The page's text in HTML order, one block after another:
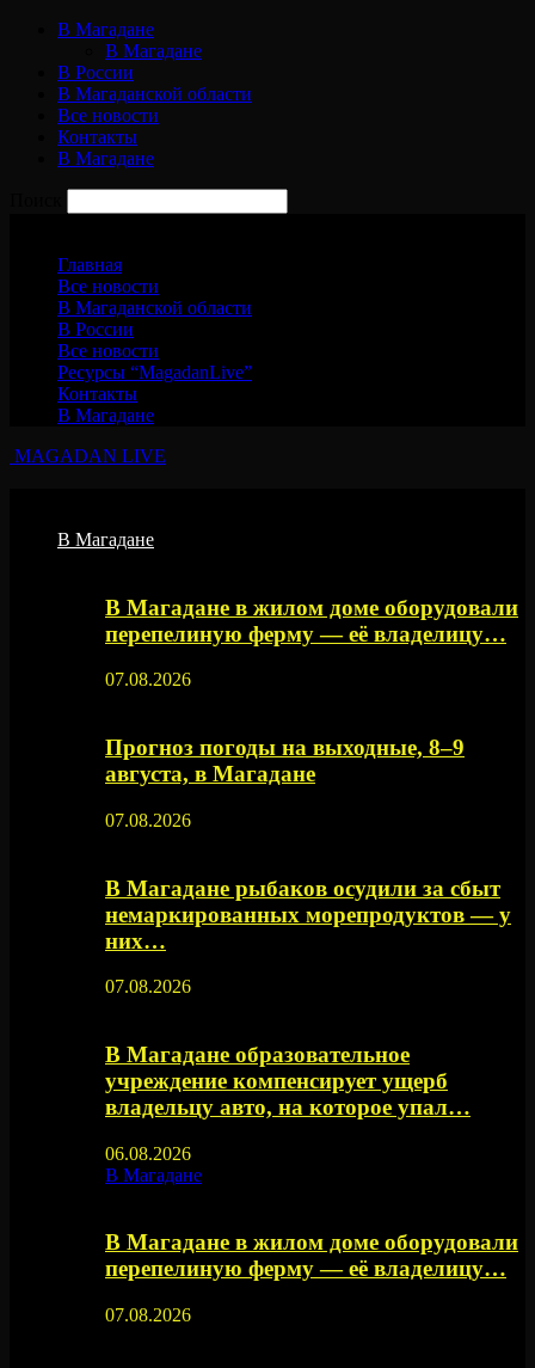
В Магадане
В Магадане
В России
В Магаданской области
Все новости
Контакты
В Магадане
Главная
Все новости
В Магаданской области
В России
Все новости
Ресурсы “MagadanLive”
Контакты
В Магадане
MAGADAN LIVE
В Магадане
В Магадане в жилом доме оборудовали
перепелиную ферму — её владелицу…
07.08.2026
Прогноз погоды на выходные, 8–9
августа, в Магадане
07.08.2026
В Магадане рыбаков осудили за сбыт
немаркированных морепродуктов — у
них…
07.08.2026
В Магадане образовательное
учреждение компенсирует ущерб
владельцу авто, на которое упал…
06.08.2026
В Магадане
В Магадане в жилом доме оборудовали
перепелиную ферму — её владелицу…
07.08.2026